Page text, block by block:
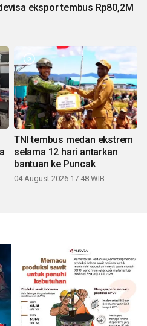
ekspor tembus Rp80,2M
TNI tembus medan ekstrem
selama 12 hari antarkan
bantuan ke Puncak
04 August 2026 17:48 WIB